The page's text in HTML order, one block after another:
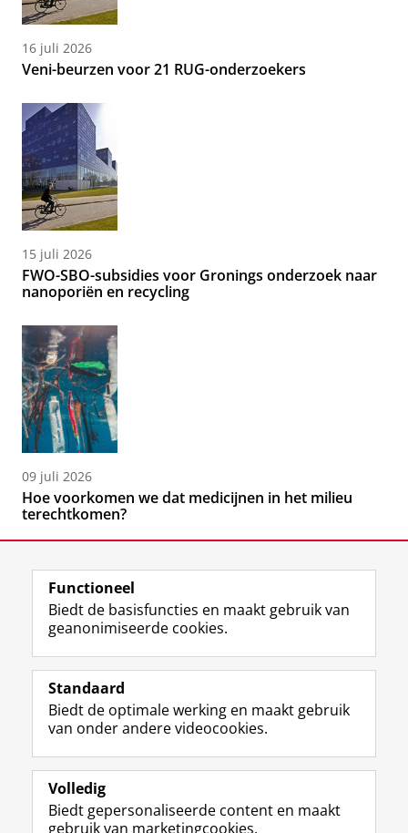
16 juli 2026
Veni-beurzen voor 21 RUG-onderzoekers
15 juli 2026
FWO-SBO-subsidies voor Gronings onderzoek naar
nanoporiën en recycling
09 juli 2026
Hoe voorkomen we dat medicijnen in het milieu
terechtkomen?
Volg de RUG
F
a
e
b
o
p
a
L
i
k
e
I
-
p
R
S
-
f
e
R
I
n
t
r
m
Y
o
T
e
k
Studiekiezers
Alumni
Over ons
Functioneel
Biedt de basisfuncties en maakt gebruik van
geanonimiseerde cookies.
Standaard
Biedt de optimale werking en maakt gebruik
van onder andere videocookies.
Volledig
Biedt gepersonaliseerde content en maakt
gebruik van marketingcookies.